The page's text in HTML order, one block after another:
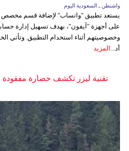
واشنطن ـ السعودية اليوم
يستعد تطبيق "واتساب" لإضافة قسم مخصص
على أجهزة "آيفون"، بهدف تسهيل إدارة
وخصوصيتهم أثناء استخدام التطبيق. وتأتي
أد... المزيد
تقنية ليزر تكشف حضارة مفقودة